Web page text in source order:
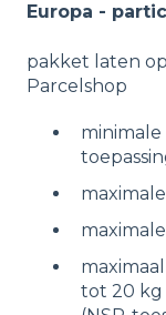
Europa -
pakket laten
Parcelshop
tot 20 kg